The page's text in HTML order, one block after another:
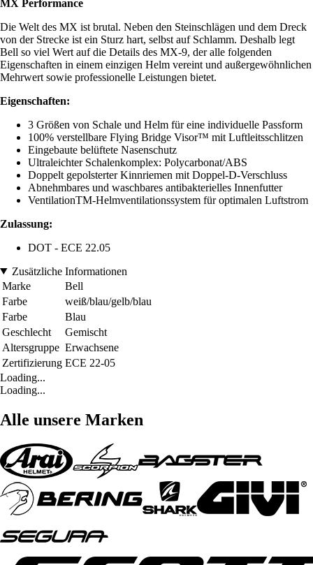
MX Performance
Die Welt des MX ist brutal. Neben den Steinschlägen und dem Dreck
von der Strecke ist ein Sturz hart, selbst auf Schlamm. Deshalb legt
Bell so viel Wert auf die Details des MX-9, der alle folgenden
Eigenschaften in einem einzigen Helm vereint und außergewöhnlichen
Mehrwert sowie professionelle Leistungen bietet.
Eigenschaften:
3 Größen von Schale und Helm für eine individuelle Passform
100% verstellbare Flying Bridge Visor™ mit Luftleitsschlitzen
Eingebaute belüftete Nasenschutz
Ultraleichter Schalenkomplex: Polycarbonat/ABS
Doppelt gepolsterter Kinnriemen mit Doppel-D-Verschluss
Abnehmbares und waschbares antibakterielles Innenfutter
VentilationTM-Helmventilationssystem für optimalen Luftstrom
Zulassung:
DOT - ECE 22.05
Zusätzliche Informationen
Marke
Bell
Farbe
weiß/blau/gelb/blau
Farbe
Blau
Geschlecht
Gemischt
Altersgruppe Erwachsene
Zertifizierung ECE 22-05
Loading...
Loading...
Alle unsere Marken